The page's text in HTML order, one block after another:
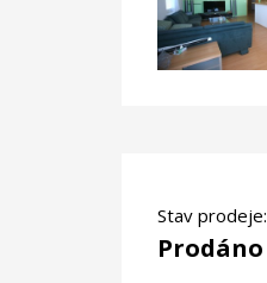
Stav prodeje:
Prodáno